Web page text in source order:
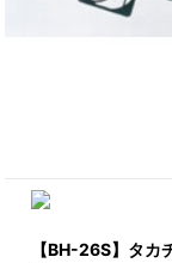
【BH-26S】タカ